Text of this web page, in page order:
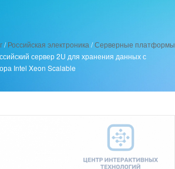
/Российская электроника /Серверные платформы
сервер 2U для хранения данных с
Intel Xeon Scalable